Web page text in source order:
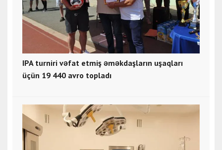
IPA turniri vəfat etmiş əməkdaşların uşaqları
üçün 19 440 avro topladı